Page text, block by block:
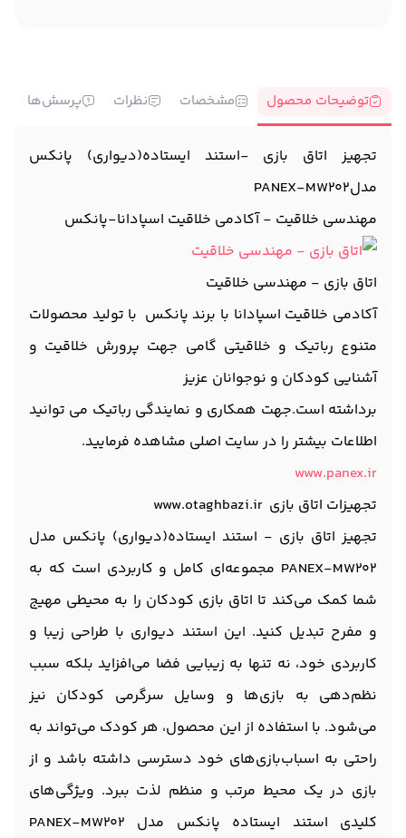
توضیحات محصول مشخصات نظرات پرسش‌ها
تجهیز اتاق بازی -استند ایستاده(دیواری) پانکس
مدلPANEX-MW202
مهندسی خلاقیت - آکادمی خلاقیت اسپادانا-پانکس
اتاق بازی - مهندسی خلاقیت
آکادمی خلاقیت اسپادانا با برند پانکس با تولید محصولات
متنوع رباتیک و خلاقیتی گامی جهت پرورش خلاقیت و
آشنایی کودکان و نوجوانان عزیز
برداشته است.جهت همکاری و نمایندگی رباتیک می توانید
اطلاعات بیشتر را در سایت اصلی مشاهده فرمایید.
www.panex.ir
تجهیزات اتاق بازی www.otaghbazi.ir
تجهیز اتاق بازی - استند ایستاده(دیواری) پانکس مدل
PANEX-MW202 مجموعه‌ای کامل و کاربردی است که به
شما کمک می‌کند تا اتاق بازی کودکان را به محیطی مهیج
و مفرح تبدیل کنید. این استند دیواری با طراحی زیبا و
کاربردی خود، نه تنها به زیبایی فضا می‌افزاید بلکه سبب
نظم‌دهی به بازی‌ها و وسایل سرگرمی کودکان نیز
می‌شود. با استفاده از این محصول، هر کودک می‌تواند به
راحتی به اسباب‌بازی‌های خود دسترسی داشته باشد و از
بازی در یک محیط مرتب و منظم لذت ببرد. ویژگی‌های
کلیدی استند ایستاده پانکس مدل PANEX-MW202